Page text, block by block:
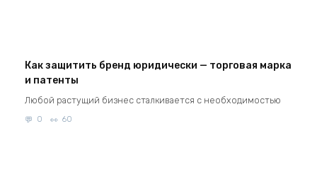
Как защитить бренд юридически — торговая марка
и патенты
Любой растущий бизнес сталкивается с необходимостью
0 60